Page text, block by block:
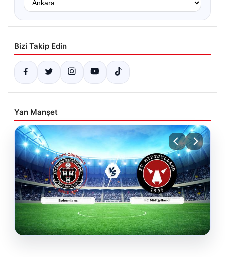
Bizi Takip Edin
Yan Manşet
06.08.2026